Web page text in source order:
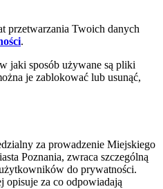
przetwarzania Twoich danych
.
jaki sposób używane są pliki
je zablokować lub usunąć,
za prowadzenie Miejskiego
Poznania, zwraca szczególną
do prywatności.
opisuje za co odpowiadają